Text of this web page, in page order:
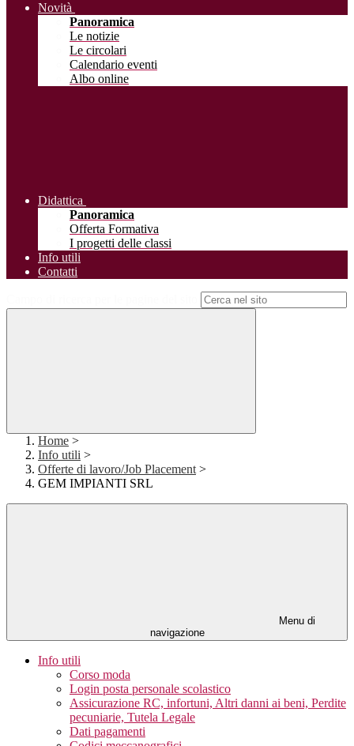
Novità
Panoramica
Le notizie
Le circolari
Calendario eventi
Albo online
Didattica
Panoramica
Offerta Formativa
I progetti delle classi
Info utili
Contatti
Home >
Info utili >
Offerte di lavoro/Job Placement >
GEM IMPIANTI SRL
Menu di
navigazione
Info utili
Corso moda
Login posta personale scolastico
Assicurazione RC, infortuni, Altri danni ai beni, Perdite
pecuniarie, Tutela Legale
Dati pagamenti